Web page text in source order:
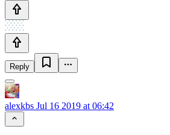
Reply
alexkbs Jul 16 2019 at 06:42